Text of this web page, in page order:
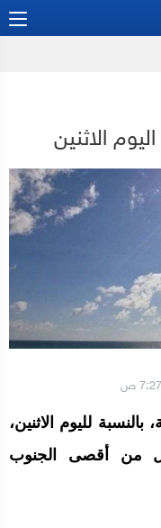
الاثنين
بالنسبة لليوم الاثنين،
من أقصى الجنوب